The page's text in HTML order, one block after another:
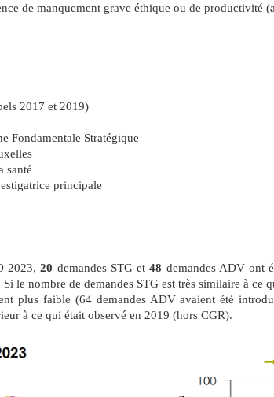
de manquement grave éthique ou de productivité
2017 et 2019)
Fondamentale Stratégique
santé
principale
2023,20 demandes STG et48 demandes ADV ont
Si le nombre de demandes STG est très similaire à ce
plus faible (64 demandes ADV avaient été
à ce qui était observé en 2019 (hors CGR).